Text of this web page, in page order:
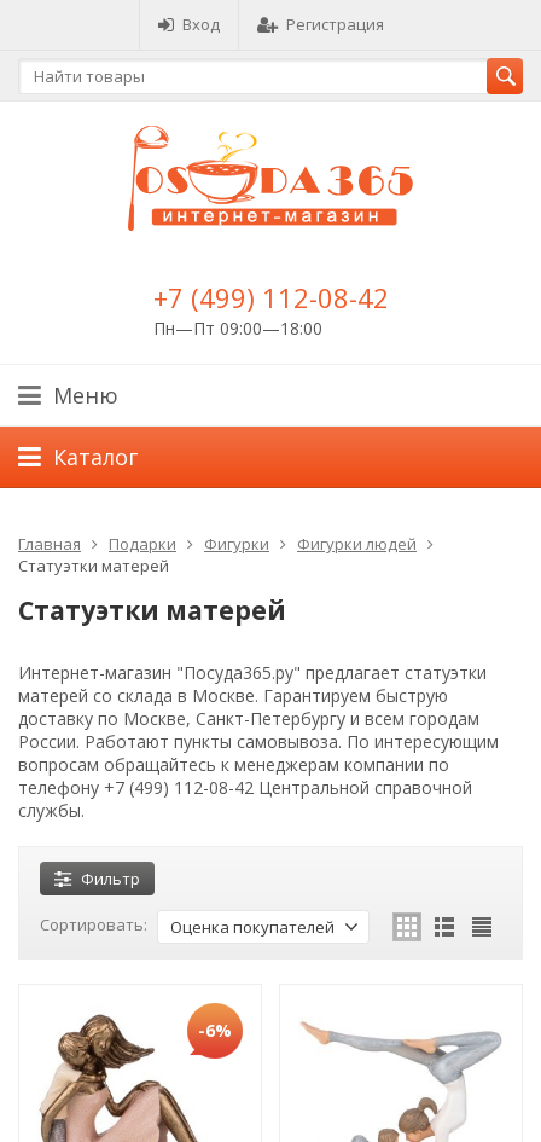
Вход Регистрация
+7 (499) 112-08-42
Пн—Пт 09:00—18:00
Меню
Каталог
Главная Подарки Фигурки
Фигурки людей
Статуэтки матерей
Статуэтки матерей
Интернет-магазин "Посуда365.ру" предлагает статуэтки
матерей со склада в Москве. Гарантируем быструю
доставку по Москве, Санкт-Петербургу и всем городам
России. Работают пункты самовывоза. По интересующим
вопросам обращайтесь к менеджерам компании по
телефону +7 (499) 112-08-42 Центральной справочной
службы.
Фильтр
Сортировать: Оценка покупателей
-6%